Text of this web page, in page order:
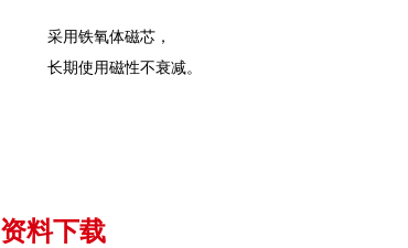
采用铁氧体磁芯，
长期使用磁性不衰减。
资料下载